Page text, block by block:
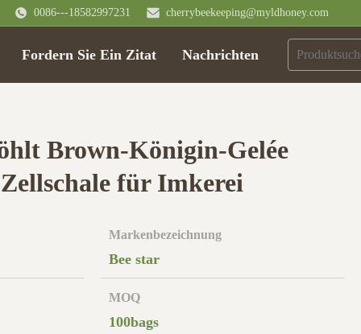
0086---18582997231 cherrybeekeeping@myldhoney.com
Fordern Sie Ein Zitat Nachrichten
Brown-Königin-Gelée
für Imkerei
Markenbezeichnung
Bee star
MOQ
100bags